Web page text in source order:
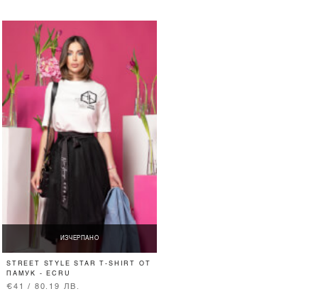
ИЗЧЕРПАНО
STREET STYLE STAR T-SHIRT ОТ
ПАМУК - ECRU
€41 / 80.19 ЛВ.